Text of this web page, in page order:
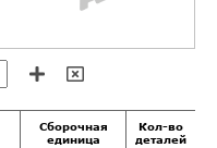
Сборочная
единица
Кол-во
деталей